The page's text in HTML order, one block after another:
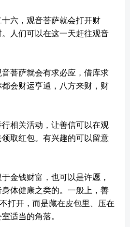
六，观音菩萨就会打开财
人们可以在这一天赶往观音
菩萨就会有求必应，借库求
会财运亨通，八方来财，财
相关活动，让善信可以在观
取红包。有兴趣的可以留意
金钱财富，也可以是许愿，
体健康之类的。一般上，善
打开，而是藏在皮包里、压在
适当的角落。